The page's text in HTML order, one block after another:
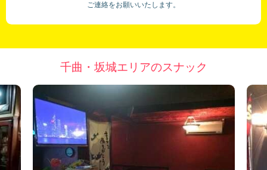
ご連絡をお願いいたします。
千曲・坂城エリアのスナック